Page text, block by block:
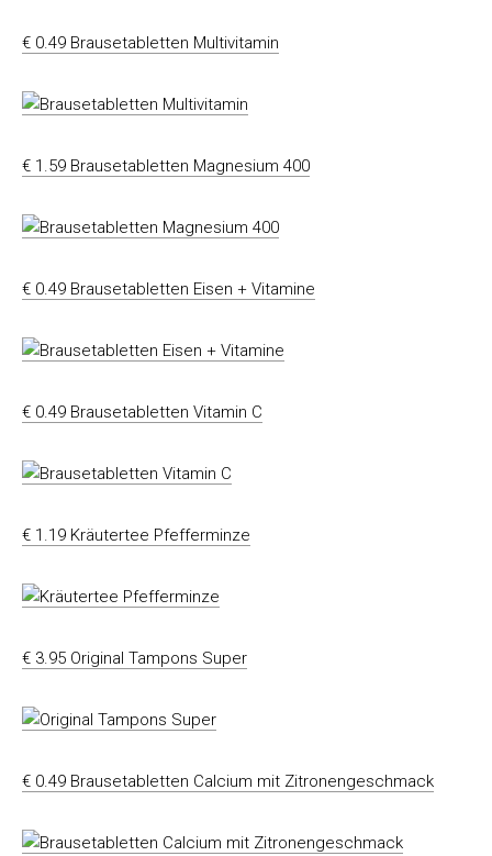
€ 0.49 Brausetabletten Multivitamin
€ 1.59 Brausetabletten Magnesium 400
€ 0.49 Brausetabletten Eisen + Vitamine
€ 0.49 Brausetabletten Vitamin C
€ 1.19 Kräutertee Pfefferminze
€ 3.95 Original Tampons Super
€ 0.49 Brausetabletten Calcium mit Zitronengeschmack